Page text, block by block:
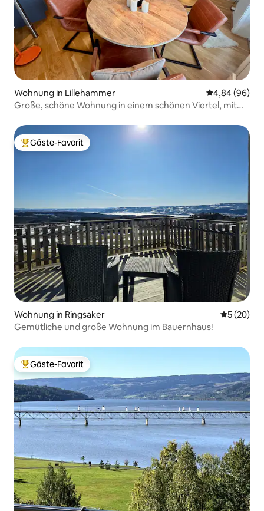
Wohnung in Lillehammer
4,84 (96)
Große, schöne Wohnung in einem schönen Viertel, mit
Beliebter Gäste-Favorit.
Gäste-Favorit
Wohnung in Ringsaker
5 (20)
Gemütliche und große Wohnung im Bauernhaus!
Beliebter Gäste-Favorit.
Gäste-Favorit